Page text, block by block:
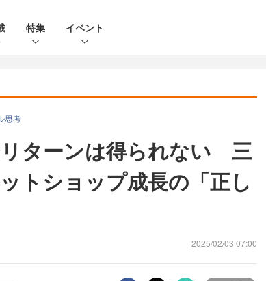
特集 イベント
思考
ターンは得られない 三
トショップ成長の「正し
2025/02/03 07:00